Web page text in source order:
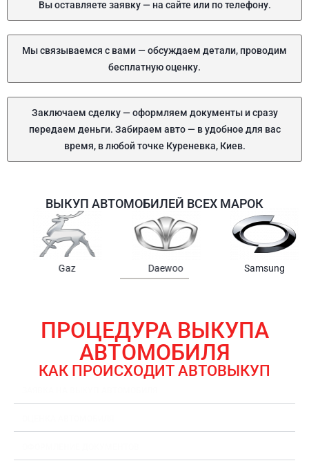
Вы оставляете заявку — на сайте или по телефону.
Мы связываемся с вами — обсуждаем детали, проводим
бесплатную оценку.
Заключаем сделку — оформляем документы и сразу
передаем деньги. Забираем авто — в удобное для вас
время, в любой точке Куреневка, Киев.
ВЫКУП АВТОМОБИЛЕЙ ВСЕХ МАРОК
Samsung Chrysler Gmc
ПРОЦЕДУРА ВЫКУПА
АВТОМОБИЛЯ
КАК ПРОИСХОДИТ АВТОВЫКУП